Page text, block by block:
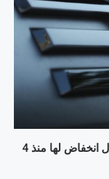
شركة BYD تحذر صناعة السيارات بعد أول انخفاض لها منذ 4